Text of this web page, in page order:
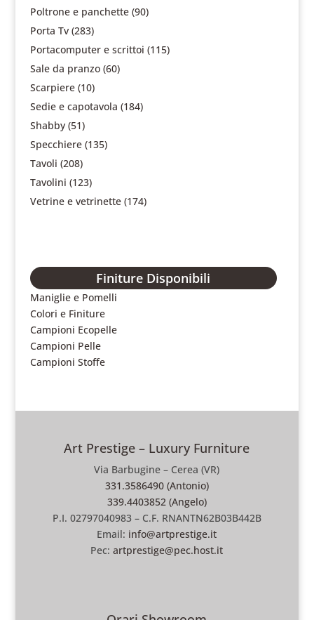
Poltrone e panchette (90)
Porta Tv (283)
Portacomputer e scrittoi (115)
Sale da pranzo (60)
Scarpiere (10)
Sedie e capotavola (184)
Shabby (51)
Specchiere (135)
Tavoli (208)
Tavolini (123)
Vetrine e vetrinette (174)
Finiture Disponibili
Maniglie e Pomelli
Colori e Finiture
Campioni Ecopelle
Campioni Pelle
Campioni Stoffe
Art Prestige – Luxury Furniture
Via Barbugine – Cerea (VR)
331.3586490 (Antonio)
339.4403852 (Angelo)
P.I. 02797040983 – C.F. RNANTN62B03B442B
Email: info@artprestige.it
Pec:artprestige@pec.host.it